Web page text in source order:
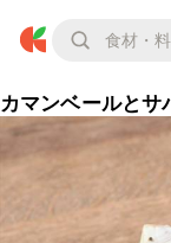
カマンベールとサ